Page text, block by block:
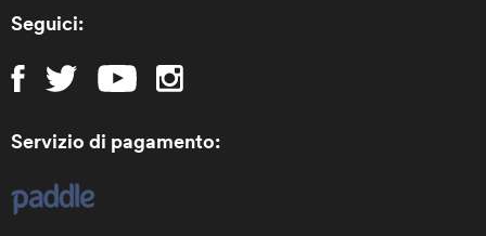
Seguici:
Servizio di pagamento: